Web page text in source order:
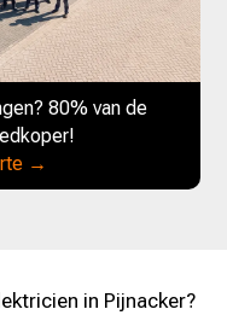
80% van de
→
in Pijnacker?